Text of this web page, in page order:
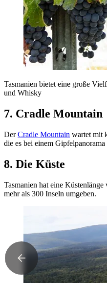
Tasmanien bietet eine große
und Whisky
7. Cradle Mountain
DerCradle Mountain wartet mit
die es bei einem Gipfelpanorama
8. Die Küste
Tasmanien hat eine
mehr als 300 Inseln umgeben.